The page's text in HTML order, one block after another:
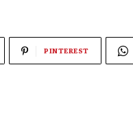
PINTEREST